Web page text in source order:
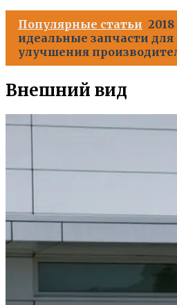
Популярные статьи
идеальные запчасти для
улучшения
Внешний вид